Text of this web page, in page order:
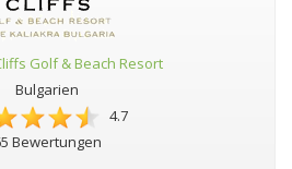
Golf & Beach Resort
Bulgarien
4.7
Bewertungen